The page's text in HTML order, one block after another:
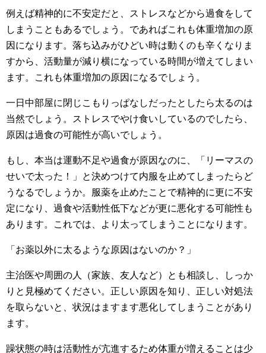
例えば精神的に不安定だと、ストレスなどから過食をして
しまうこともあるでしょう。であればこれも体重増加の原
因になります。落ち込みがひどい時は動くのも辛くなりま
すから、活動量が減り横になっている時間が増えてしまい
ます。これも体重増加の原因になるでしょう。
一日中部屋に閉じこもりっぱなしだったとしたら太るのは
当然でしょう。ストレスでやけ食いしているのでしたら、
原因は過食の可能性が高いでしょう。
もし、本当は運動不足や過食が原因なのに、「リーマスの
せいで太った！」と決めつけて内服を止めてしまったらど
うなるでしょうか。服薬を止めたことで精神的に更に不安
定になり、過食や活動性低下などが更に悪化する可能性も
あります。これでは、より太ってしまうことになります。
「お薬以外に太るような原因はないのか？」
主治医や周囲の人（家族、友人など）とも相談し、しっか
りと見極めてください。正しい原因を知り、正しい対処法
を取らないと、状況はますます悪化してしまうことがあり
ます。
躁状態の時は活動性が亢進するため体重が増えることは少